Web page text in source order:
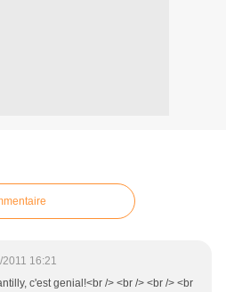
16:21
c'est genial!<br /> <br /> <br /> <br